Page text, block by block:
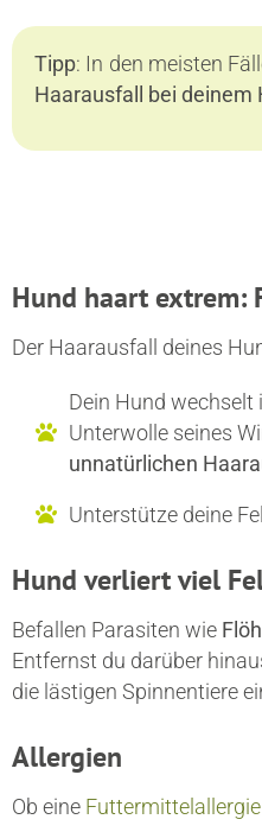
Tipp: In den meisten
Haarausfall bei deinem
Hund haart extrem:
Der Haarausfall deines
Dein Hund wechselt
Unterwolle seines
unnatürlichen
Unterstütze deine
Hund verliert viel
Befallen Parasiten wie
Entfernst du darüber
die lästigen Spinnentiere
Allergien
Ob eine Futtermittelallergie